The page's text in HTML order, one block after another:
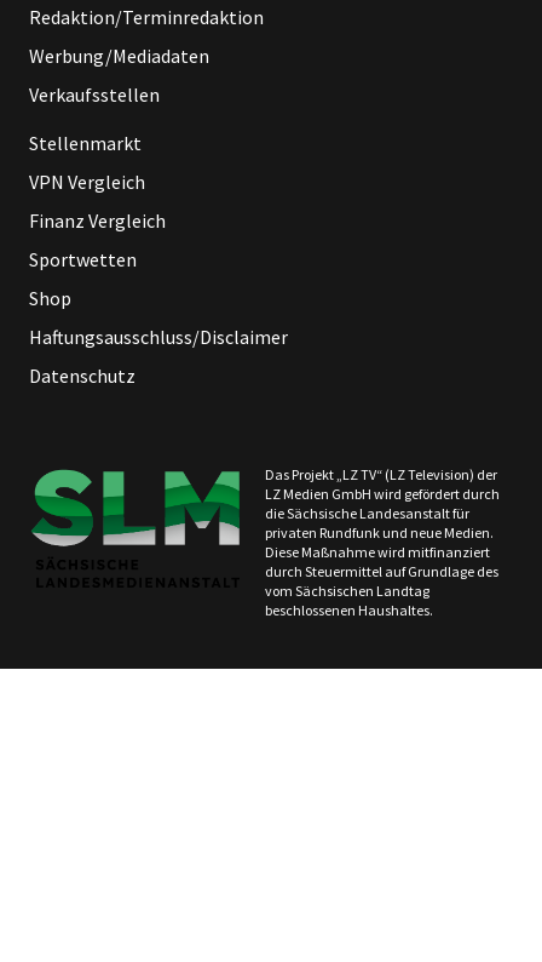
Redaktion/Terminredaktion
Werbung/Mediadaten
Verkaufsstellen
Stellenmarkt
VPN Vergleich
Finanz Vergleich
Sportwetten
Shop
Haftungsausschluss/Disclaimer
Datenschutz
Das Projekt „LZ TV“ (LZ Television) der
LZ Medien GmbH wird gefördert durch
die Sächsische Landesanstalt für
privaten Rundfunk und neue Medien.
Diese Maßnahme wird mitfinanziert
durch Steuermittel auf Grundlage des
vom Sächsischen Landtag
beschlossenen Haushaltes.